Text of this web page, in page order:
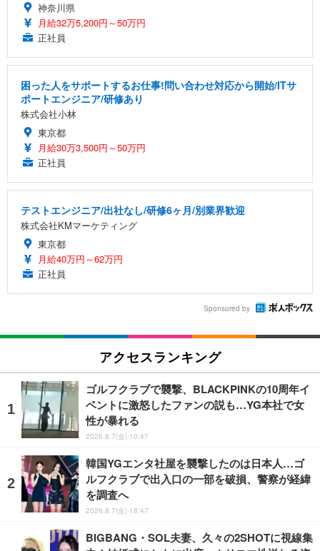
神奈川県
月給32万5,200円～50万円
正社員
困った人をサポートするお仕事!問い合わせ対応から開始/ITサ
ポートエンジニア/研修あり
株式会社小林
東京都
月給30万3,500円～50万円
正社員
テストエンジニア/出社なし/研修6ヶ月/別業界歓迎
株式会社KMマーケティング
東京都
月給40万円～62万円
正社員
Sponsored by
アクセスランキング
ゴルフクラブで襲撃、BLACKPINKの10周年イ
ベントに激怒したファンの説も…YG本社で女
性が暴れる
2026.8.7(金) 10:47
韓国YGエンタ社屋を襲撃したのは日本人…ゴ
ルフクラブで出入口の一部を破損、警察が経緯
を調査へ
2026.8.7(金) 18:47
BIGBANG・SOL夫妻、久々の2SHOTに視線集